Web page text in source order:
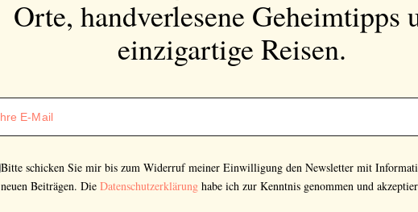
Orte, handverlesene Geheimtipps
einzigartige Reisen.
Bitte schicken Sie mir bis zum Widerruf meiner Einwilligung den Newsletter mit
neuen Beiträgen. Die Datenschutzerklärung habe ich zur Kenntnis genommen und
zur Kenntnis genommen und akzeptiere diese.